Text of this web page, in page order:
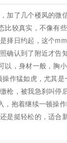
加了几个楼凤的微
比较真实，不像有
择日约起，这个
确认到了附近才告
以，身材一般，胸
作猛如虎，尤其
枪，被我急刹叫停
，抱着继续一顿操
是挺轻松的，适合